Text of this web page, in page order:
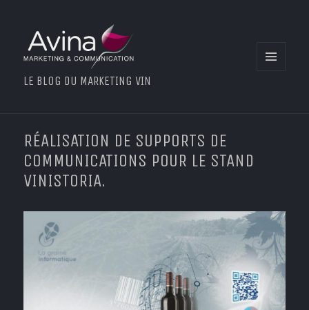
LE BLOG DU MARKETING VIN
RÉALISATION DE SUPPORTS DE
COMMUNICATIONS POUR LE STAND
VINISTORIA.